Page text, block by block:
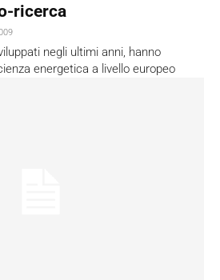
ricerca
negli ultimi anni, hanno
energetica a livello europeo